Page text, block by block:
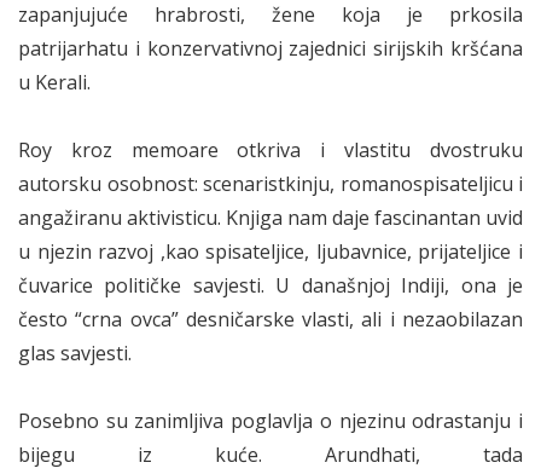
zapanjujuće hrabrosti, žene koja je prkosila
patrijarhatu i konzervativnoj zajednici sirijskih kršćana
u Kerali.
Roy kroz memoare otkriva i vlastitu dvostruku
autorsku osobnost: scenaristkinju, romanospisateljicu i
angažiranu aktivisticu. Knjiga nam daje fascinantan uvid
u njezin razvoj ,kao spisateljice, ljubavnice, prijateljice i
čuvarice političke savjesti. U današnjoj Indiji, ona je
često “crna ovca” desničarske vlasti, ali i nezaobilazan
glas savjesti.
Posebno su zanimljiva poglavlja o njezinu odrastanju i
bijegu iz kuće. Arundhati, tada